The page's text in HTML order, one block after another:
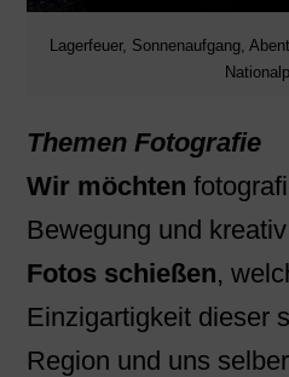
Lagerfeuer, Sonnenaufgang,
Themen Fotografie
Wir möchten
Bewegung und
Fotos schießen,
Einzigartigkeit dieser
Region und uns